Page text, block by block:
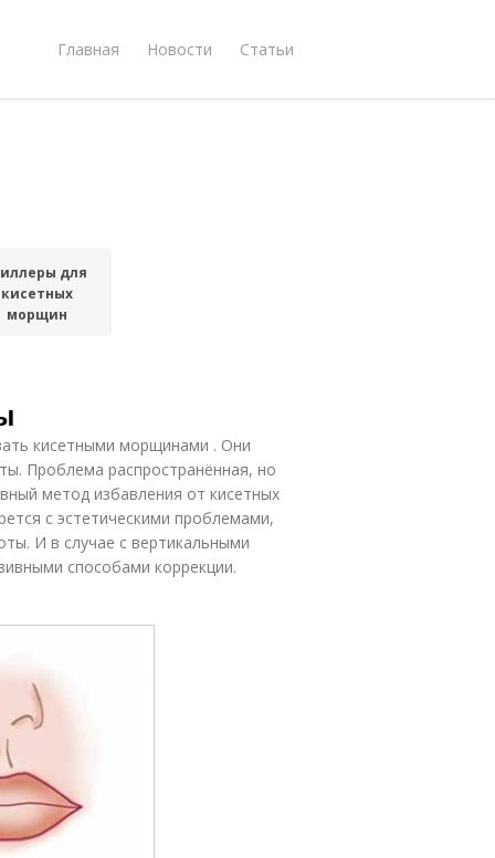
Главная Новости Статьи
для
кисетных
морщин
кисетными морщинами . Они
Проблема распространённая, но
метод избавления от кисетных
с эстетическими проблемами,
И в случае с вертикальными
способами коррекции.